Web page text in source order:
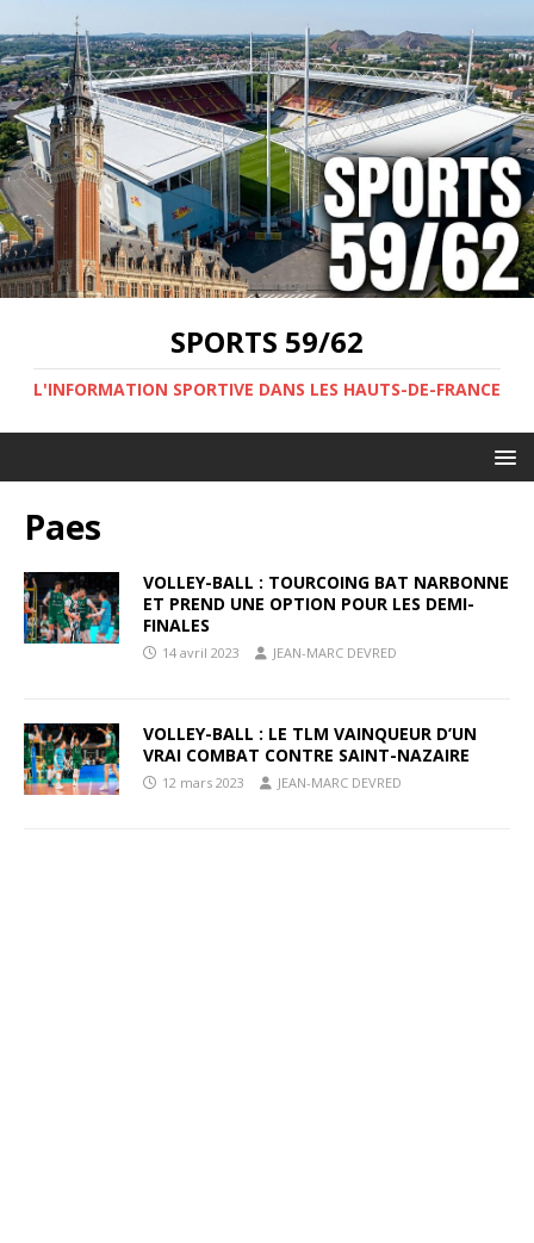
SPORTS 59/62
L'INFORMATION SPORTIVE DANS LES HAUTS-DE-FRANCE
Paes
VOLLEY-BALL : TOURCOING BAT NARBONNE
ET PREND UNE OPTION POUR LES DEMI-
FINALES
14 avril 2023 JEAN-MARC DEVRED
VOLLEY-BALL : LE TLM VAINQUEUR D’UN
VRAI COMBAT CONTRE SAINT-NAZAIRE
12 mars 2023 JEAN-MARC DEVRED